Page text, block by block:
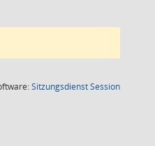
SitzungsdienstSession(Wird in